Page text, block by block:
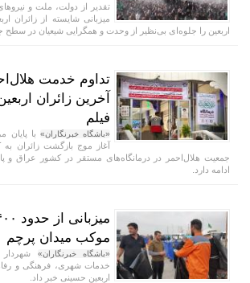
تقدیر از دولت، ملت و
میزبانی شایسته از زائران
اربعین را جلوه‌ای بی‌نظیر از وحدت و همگرایی شیعیان در سطح
تداوم خدمت
آخرین زائران
فیلم
«باشگاه خبرنگاران» با پایان
آغاز موج بازگشت زائران
جمعیت هلال‌احمر در درمانگاه‌های مستقر در کشور عراق و
ادامه دارد.
موکب میدان پرچم
«باشگاه خبرنگاران»
خدمات شهری، فرهنگی و
اربعین حسینی خبر داد.